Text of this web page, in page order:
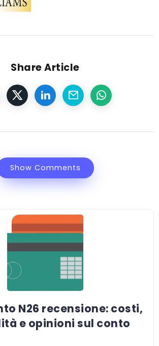
Share Article
Show Comments
N26 recensione: costi,
e opinioni sul conto